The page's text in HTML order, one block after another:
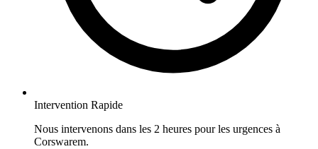
Intervention Rapide
Nous intervenons dans les 2 heures pour les urgences à
Corswarem.